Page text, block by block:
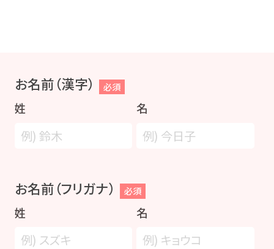
お名前（漢字） 必須
姓 名
お名前（フリガナ） 必須
姓 名